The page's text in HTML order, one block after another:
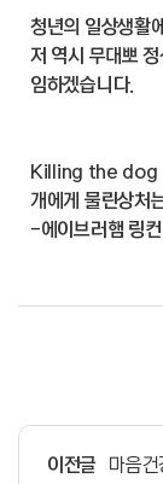
청년의 일상생활
저 역시 무대뽀
임하겠습니다.
Killing the
개에게 물린상처
-에이브러햄 링컨
이전글 마음건